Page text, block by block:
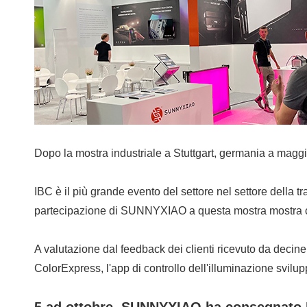
Dopo la mostra industriale a Stuttgart, germania a
IBC è il più grande evento del settore nel settore della
partecipazione di SUNNYXIAO a questa mostra
A valutazione dal feedback dei clienti ricevuto da
ColorExpress, l'app di controllo dell'illuminazione